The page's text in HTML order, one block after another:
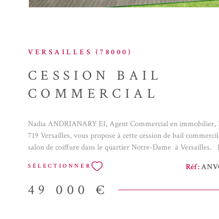
VERSAILLES (78000)
CESSION BAIL
COMMERCIAL
Nadia ANDRIANARY EI, Agent Commercial en immobilier,
719 Versailles, vous propose à cette cession de bail
salon de coiffure dans le quartier Notre-Dame à Versailles.
vitrine en façade de plus de 7 mètres, vous découvrirez un
environ, comprenant une grande pièce principale équipée de
rajoute également une petite pièce pour soins esthétiques
SÉLECTIONNER Réf :
49 000 €